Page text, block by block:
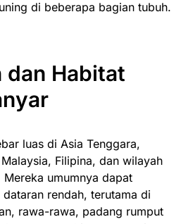
di beberapa bagian tubuh.
dan Habitat
luas di Asia Tenggara,
Filipina, dan wilayah
umumnya dapat
rendah, terutama di
rawa-rawa, padang rumput